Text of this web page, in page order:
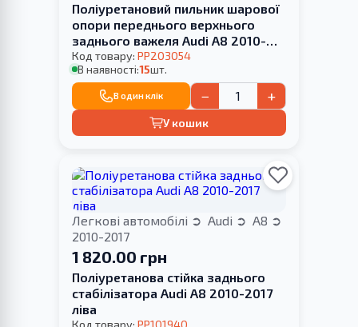
Поліуретановий пильник шарової
опори переднього верхнього
заднього важеля Audi A8 2010-
2017
Код товару: PP203054
В наявності:15шт.
В один клік − +
У кошик
Легкові автомобілі Audi
A8
2010-2017
1 820.00 грн
Поліуретанова стійка заднього
стабілізатора Audi A8 2010-2017
ліва
Код товару: PP101940